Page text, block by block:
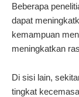
Beberapa
dapat
kemampuan
meningkatkan
Di sisi lain,
tingkat